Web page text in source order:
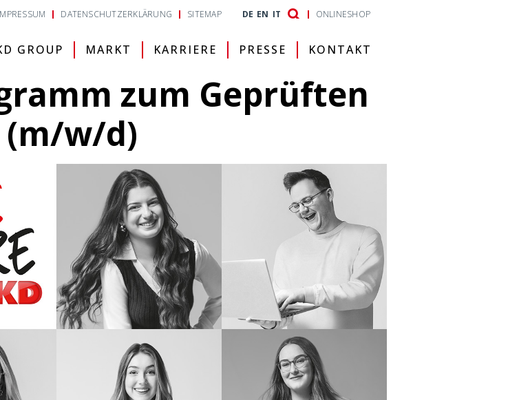
DATENSCHUTZERKLÄRUNG SITEMAP DE EN IT ONLINESHOP
GROUP MARKT KARRIERE PRESSE KONTAKT
zum Geprüften
w/d)